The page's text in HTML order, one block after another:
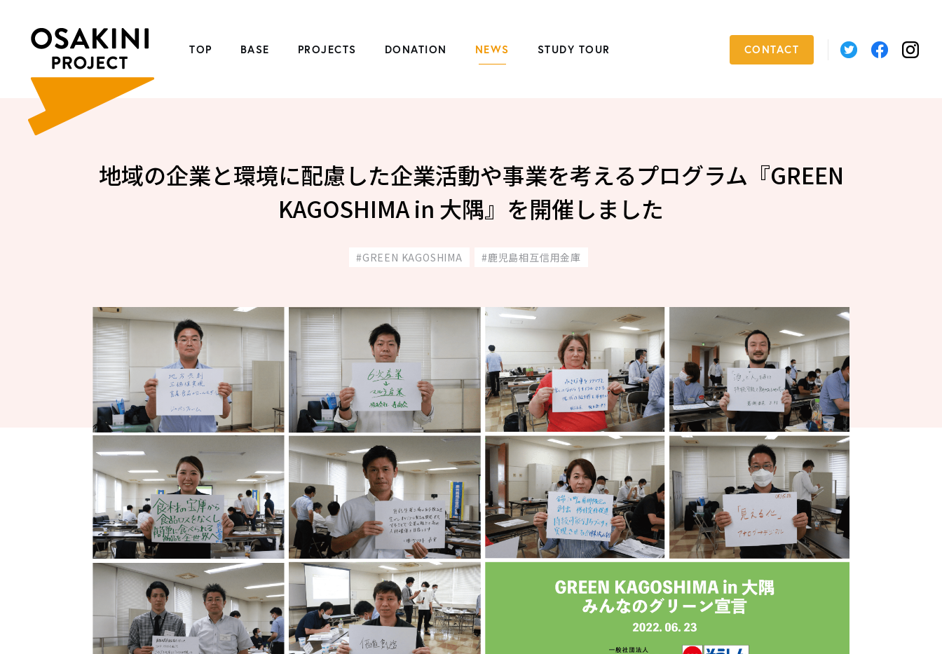
TOP BASE PROJECTS DONATION NEWS STUDY TOUR CONTACT
地域の企業と環境に配慮した企業活動や事業を考えるプログラム『GREEN
KAGOSHIMA in 大隅』を開催しました
GREEN KAGOSHIMA 鹿児島相互信用金庫